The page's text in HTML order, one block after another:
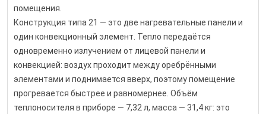
помещения.
Конструкция типа 21 — это две нагревательные панели и
один конвекционный элемент. Тепло передаётся
одновременно излучением от лицевой панели и
конвекцией: воздух проходит между оребрёнными
элементами и поднимается вверх, поэтому помещение
прогревается быстрее и равномернее. Объём
теплоносителя в приборе — 7,32 л, масса — 31,4 кг: это